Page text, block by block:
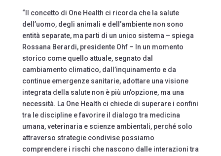
“Il concetto di One Health ci ricorda che la salute
dell’uomo, degli animali e dell’ambiente non sono
entità separate, ma parti di un unico sistema – spiega
Rossana Berardi, presidente Ohf – In un momento
storico come quello attuale, segnato dal
cambiamento climatico, dall’inquinamento e da
continue emergenze sanitarie, adottare una visione
integrata della salute non è più un’opzione, ma una
necessità. La One Health ci chiede di superare i confini
tra le discipline e favorire il dialogo tra medicina
umana, veterinaria e scienze ambientali, perché solo
attraverso strategie condivise possiamo
comprendere i rischi che nascono dalle interazioni tra